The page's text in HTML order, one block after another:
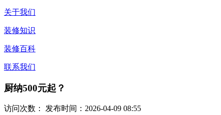
关于我们
装修知识
装修百科
联系我们
厨纳500元起？
访问次数： 发布时间：2026-04-09 08:55